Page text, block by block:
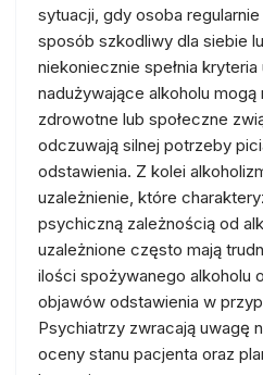
sytuacji, gdy osoba
sposób szkodliwy dla siebie
niekoniecznie spełnia
nadużywające alkoholu
zdrowotne lub społeczne
odczuwają silnej potrzeby
odstawienia. Z kolei
uzależnienie, które
psychiczną zależnością od
uzależnione często mają
ilości spożywanego alkoholu
objawów odstawienia w
Psychiatrzy zwracają uwagę
oceny stanu pacjenta oraz